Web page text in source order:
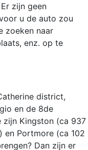
zijn geen
u de auto zou
zoeken naar
enz. op te
district,
en de 8de
zijn Kingston (ca 937
en Portmore (ca 102
Dan zijn er